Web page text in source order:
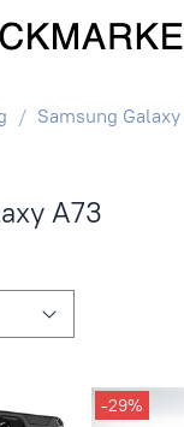
Samsung Galaxy
A73
-29%